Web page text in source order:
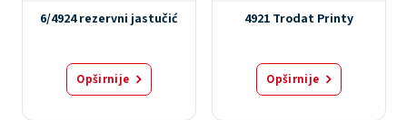
6/4924 rezervni jastučić
Opširnije
4921 Trodat Printy
Opširnije